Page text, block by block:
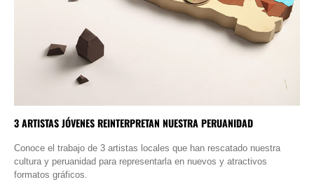
3 ARTISTAS JÓVENES REINTERPRETAN NUESTRA PERUANIDAD
Conoce el trabajo de 3 artistas locales que han rescatado nuestra
cultura y peruanidad para representarla en nuevos y atractivos
formatos gráficos.